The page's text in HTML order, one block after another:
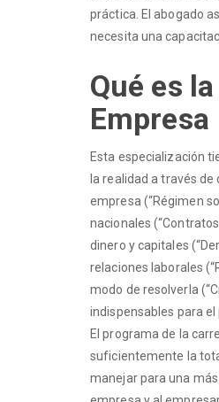
práctica. El abogado
necesita una
Qué es
Empresa
Esta especialización
la realidad a través
empresa (“Régimen
nacionales
dinero y capitales
relaciones laborales
modo de resolverla
indispensables para el
El programa de la
suficientemente la
manejar para una